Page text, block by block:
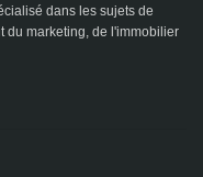
dans les sujets de
du marketing, de l'immobilier